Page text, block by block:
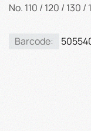
Νο. 110 / 120 / 130 /
Barcode: